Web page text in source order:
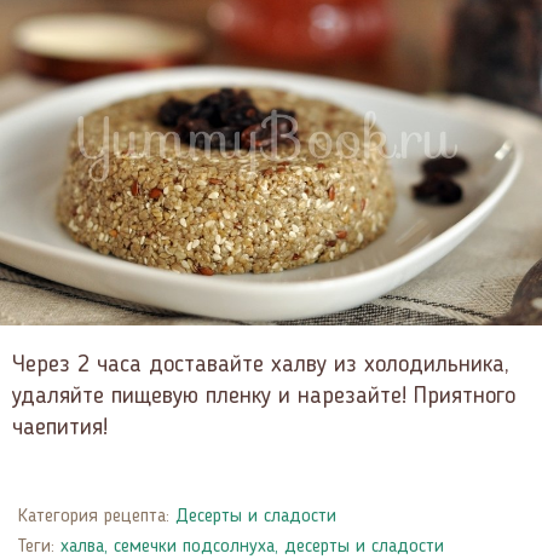
Через 2 часа доставайте халву из холодильника,
удаляйте пищевую пленку и нарезайте! Приятного
чаепития!
Категория рецепта: Десерты и сладости
Теги: халва, семечки подсолнуха, десерты и сладости